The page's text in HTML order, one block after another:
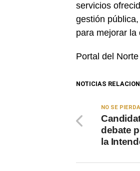
servicios
gestión
para mejorar la
Portal del Norte
NOTICIAS
NO SE PIERDA
debate
la